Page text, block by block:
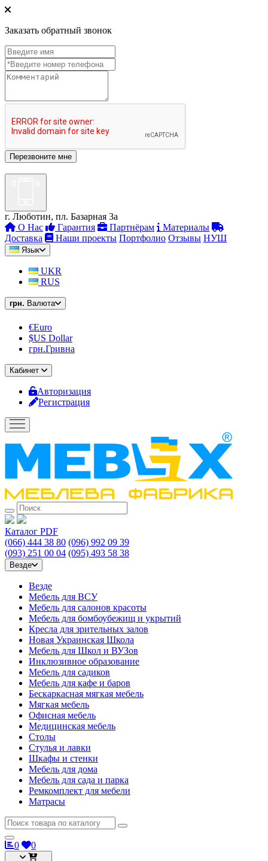
Заказать обратный звонок
г. Люботин, пл. Базарная 3а
О Нас
Гарантия Партнёрам
Материалы
Доставка
Наши проекты Портфолио Отзывы НУШ
Язык
UKR
RUS
грн. Валюта
€Euro
$US Dollar
грн.Гривна
Кабинет
Авторизация
Регистрация
Каталог PDF
(066) 444 38 80 (096) 992 09 39
(093) 251 00 04 (095) 493 58 38
Везде
Везде
Мебель для ВСУ
Мебель для салонов красоты
Мебель для бомбоубежищ и укрытий
Кресла для зрительных залов
Новая Украинская Школа
Мебель для Школ и ВУЗов
Инклюзивное образование
Мебель для садиков
Мебель для кафе и баров
Бескаркасная мягкая мебель
Мягкая мебель
Офисная мебель
Медицинская мебель
Столы
Стулья и лавки
Шкафы и стенки
Мебель для дома
Мебель для сада и парка
Ремкомплект для мебели
Матрасы
0 0